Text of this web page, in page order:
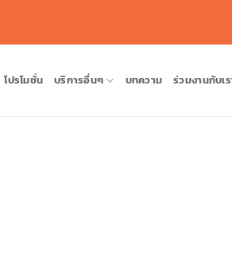
โปรโมชั่น บริการอื่นๆ บทความ ร่วมงานกับเร